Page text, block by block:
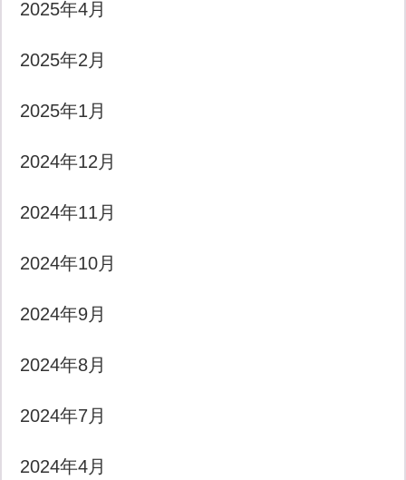
2025年4月
2025年2月
2025年1月
2024年12月
2024年11月
2024年10月
2024年9月
2024年8月
2024年7月
2024年4月